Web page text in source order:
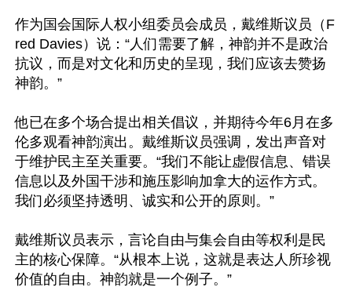
作为国会国际人权小组委员会成员，戴维斯议员（F
red Davies）说：“人们需要了解，神韵并不是政治
抗议，而是对文化和历史的呈现，我们应该去赞扬
神韵。”
他已在多个场合提出相关倡议，并期待今年6月在多
伦多观看神韵演出。戴维斯议员强调，发出声音对
于维护民主至关重要。“我们不能让虚假信息、错误
信息以及外国干涉和施压影响加拿大的运作方式。
我们必须坚持透明、诚实和公开的原则。”
戴维斯议员表示，言论自由与集会自由等权利是民
主的核心保障。“从根本上说，这就是表达人所珍视
价值的自由。神韵就是一个例子。”